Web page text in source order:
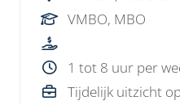
VMBO, MBO
1 tot 8 uur per
Tijdelijk uitzicht